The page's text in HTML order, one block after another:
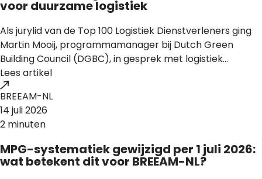
voor duurzame logistiek
Als jurylid van de Top 100 Logistiek Dienstverleners ging
Martin Mooij, programmamanager bij Dutch Green
Building Council (DGBC), in gesprek met logistiek...
Lees artikel
BREEAM-NL
14 juli 2026
2 minuten
MPG-systematiek gewijzigd per 1 juli 2026:
wat betekent dit voor BREEAM-NL?